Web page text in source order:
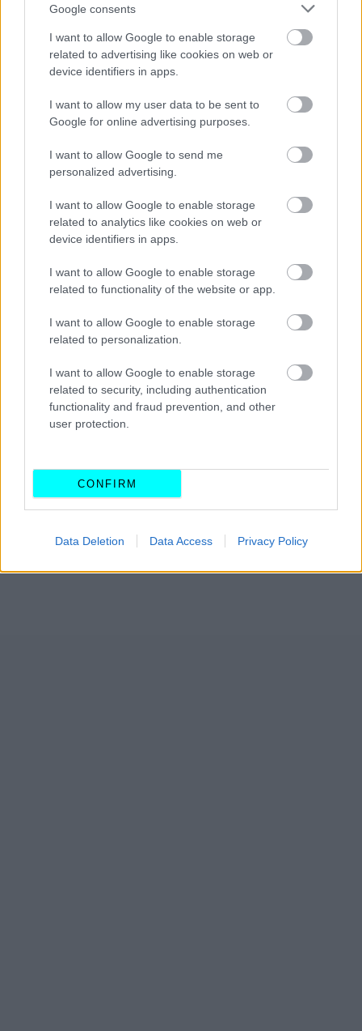
Google consents
I want to allow Google to enable storage
related to advertising like cookies on web or
device identifiers in apps.
I want to allow my user data to be sent to
Google for online advertising purposes.
I want to allow Google to send me
personalized advertising.
I want to allow Google to enable storage
related to analytics like cookies on web or
device identifiers in apps.
I want to allow Google to enable storage
related to functionality of the website or app.
I want to allow Google to enable storage
related to personalization.
I want to allow Google to enable storage
related to security, including authentication
functionality and fraud prevention, and other
user protection.
CONFIRM
Data Deletion Data Access Privacy Policy